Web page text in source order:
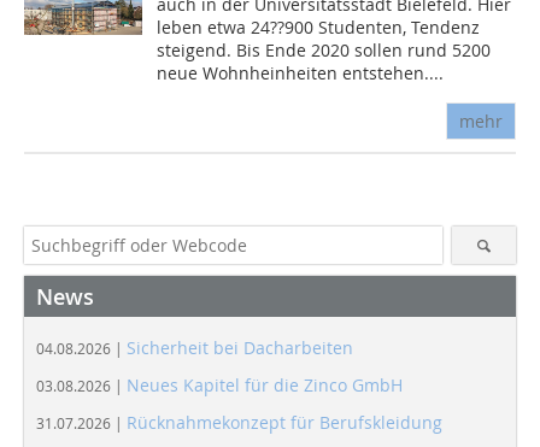
auch in der Universitätsstadt Bielefeld. Hier
leben etwa 24??900 Studenten, Tendenz
steigend. Bis Ende 2020 sollen rund 5200
neue Wohnheinheiten entstehen....
mehr
News
04.08.2026 | Sicherheit bei Dacharbeiten
03.08.2026 | Neues Kapitel für die Zinco GmbH
31.07.2026 | Rücknahmekonzept für Berufskleidung